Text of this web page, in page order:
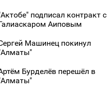
подписал контракт с
Аиповым
Машинец покинул
Бурделёв перешёл в